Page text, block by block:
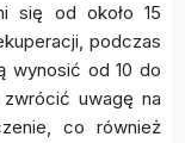
się od około 15
podczas
wynosić od 10 do
uwagę na
co również